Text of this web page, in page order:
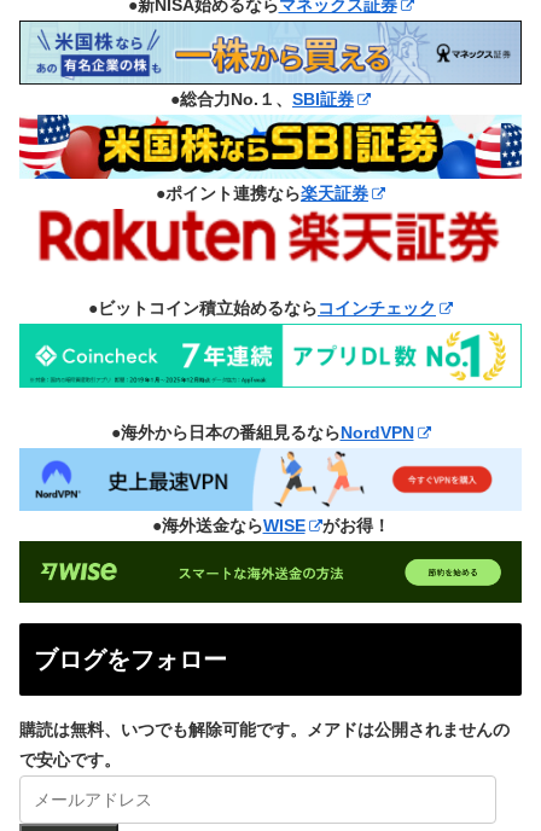
●新NISA始めるならマネックス証券
●総合力No.１、 SBI証券
●ポイント連携なら楽天証券
●ビットコイン積立始めるならコインチェック
●海外から日本の番組見るならNordVPN
●海外送金ならWISE がお得！
ブログをフォロー
購読は無料、いつでも解除可能です。メアドは公開されませんの
で安心です。